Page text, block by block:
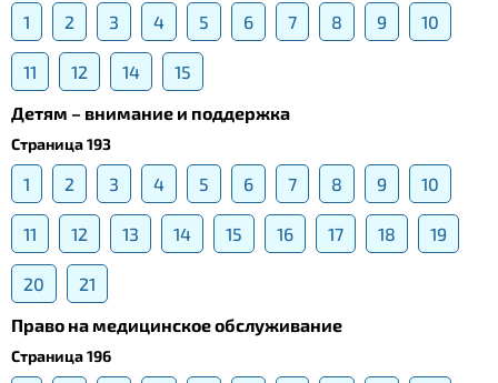
1 2 3 4 5 6 7 8 9 10
11 12 14
15
Детям – внимание и поддержка
Страница 193
1 2 3 4 5 6 7 8 9 10
11 12 13 14 15 16 17 18 19
20
21
Право на медицинское обслуживание
Страница 196